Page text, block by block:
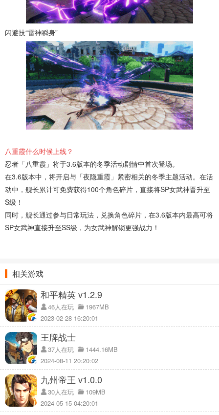
闪避技“雷神瞬身”
八重霞什么时候上线？
忍者「八重霞」将于3.6版本的冬季活动剧情中首次登场。
在3.6版本中，将开启与「夜隐重霞」紧密相关的冬季主题活动。在活
动中，舰长累计可免费获得100个角色碎片，直接将SP女武神晋升至
S级！
同时，舰长通过参与日常玩法，兑换角色碎片，在3.6版本内最高可将
SP女武神直接升至SS级，为女武神解锁更强战力！
相关游戏
和平精英 v1.2.9
46人在玩
1967MB
2023-02-28 16:20:01
王牌战士
37人在玩
1444.16MB
2024-08-11 20:20:02
九州帝王 v1.0.0
30人在玩
109MB
2024-05-15 04:20:01